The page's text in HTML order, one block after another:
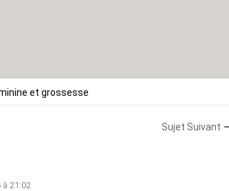
et grossesse
Sujet Suivant
21:02